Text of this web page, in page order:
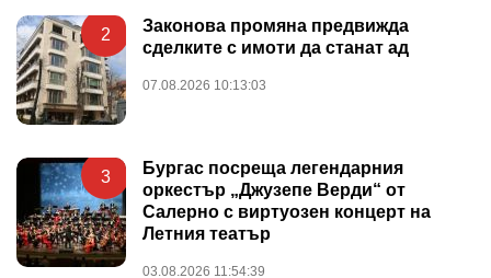
2
Законова промяна предвижда
сделките с имоти да станат ад
07.08.2026 10:13:03
3
Бургас посреща легендарния
оркестър „Джузепе Верди“ от
Салерно с виртуозен концерт на
Летния театър
03.08.2026 11:54:39